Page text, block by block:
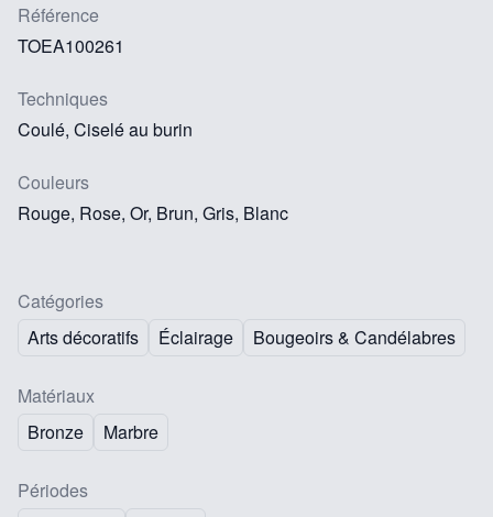
Référence
TOEA100261
Techniques
Coulé, Ciselé au burin
Couleurs
Rouge, Rose, Or, Brun, Gris, Blanc
Catégories
Arts décoratifs
Éclairage Bougeoirs & Candélabres
Matériaux
Bronze
Marbre
Périodes